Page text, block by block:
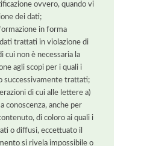
ovvero, quando vi
dei dati;
in forma
trattati in violazione di
cui non è necessaria la
agli scopi per i quali i
successivamente trattati;
di cui alle lettere a)
conoscenza, anche per
di coloro ai quali i
o diffusi, eccettuato il
si rivela impossibile o